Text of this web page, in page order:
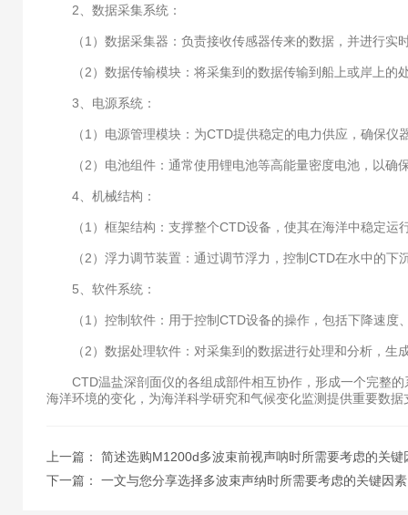
2、数据采集系统：
（1）数据采集器：负责接收传感器传来的数据，并进行实
（2）数据传输模块：将采集到的数据传输到船上或岸上的
3、电源系统：
（1）电源管理模块：为CTD提供稳定的电力供应，确保仪
（2）电池组件：通常使用锂电池等高能量密度电池，以确
4、机械结构：
（1）框架结构：支撑整个CTD设备，使其在海洋中稳定运
（2）浮力调节装置：通过调节浮力，控制CTD在水中的下
5、软件系统：
（1）控制软件：用于控制CTD设备的操作，包括下降速度
（2）数据处理软件：对采集到的数据进行处理和分析，生
CTD温盐深剖面仪的各组成部件相互协作，形成一个完整的
海洋环境的变化，为海洋科学研究和气候变化监测提供重要数据
上一篇： 简述选购M1200d多波束前视声呐时所需要考虑的关键
下一篇： 一文与您分享选择多波束声纳时所需要考虑的关键因素